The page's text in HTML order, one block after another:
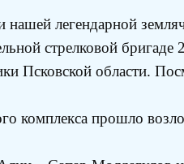
нашей легендарной
стрелковой
Псковской области.
комплекса прошло